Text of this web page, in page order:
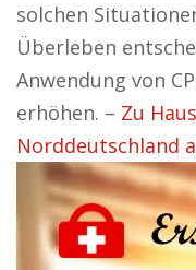
solchen
Überleben
Anwendung von
erhöhen. – Zu
Norddeutschland